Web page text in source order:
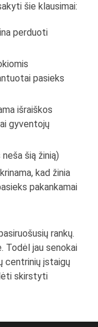
šie klausimai:
perduoti
pasieks
išraiškos
gyventojų
šią žinią)
kad žinia
pakankamai
rankų.
Todėl jau senokai
centrinių įstaigų
skirstyti